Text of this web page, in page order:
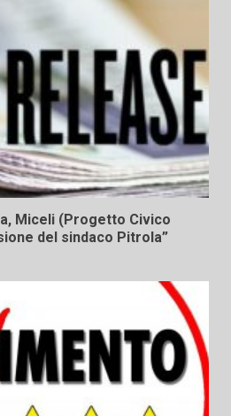
Miceli (Progetto Civico
del sindaco Pitrola”